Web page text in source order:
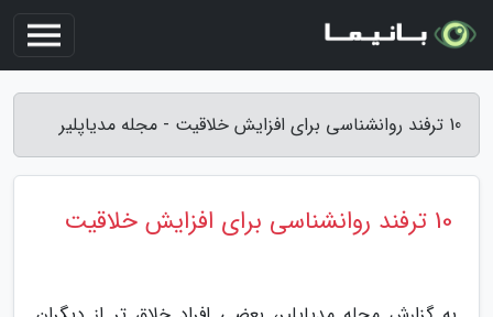
10 ترفند روانشناسی برای افزایش خلاقیت - مجله مدیاپلیر
10 ترفند روانشناسی برای افزایش خلاقیت